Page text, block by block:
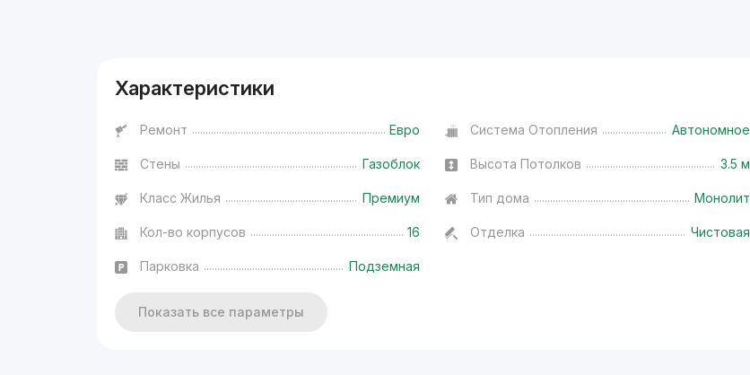
Характеристики
Ремонт Евро Система Отопления Автономное
Стены Газоблок Высота Потолков 3.5 м
Класс Жилья Премиум Тип дома Монолит
Кол-во корпусов 16 Отделка Чистовая
Парковка Подземная
Показать все параметры